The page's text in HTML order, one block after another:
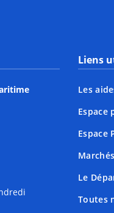
Liens
Les
Espace
Espace
Le
Toutes